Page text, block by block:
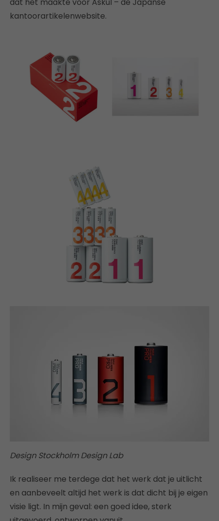
dat het maakte voor Askul – de Japanse
kantoorartikelenwebsite.
Design Stockholm Design Lab
Ik realiseer me terdege dat het werk dat je uitlicht
en aanbeveelt altijd het werk is dat dicht bij je eigen
visie ligt. In mijn geval: een goed idee, sterk